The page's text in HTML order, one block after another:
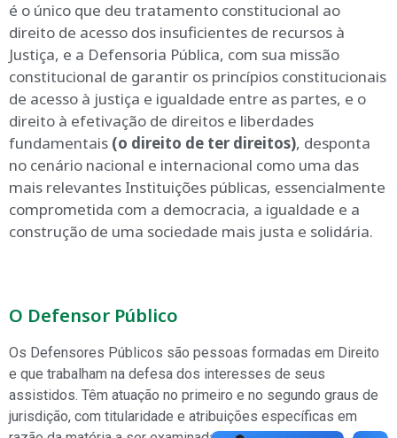
é o único que deu tratamento constitucional ao
direito de acesso dos insuficientes de recursos à
Justiça, e a Defensoria Pública, com sua missão
constitucional de garantir os princípios constitucionais
de acesso à justiça e igualdade entre as partes, e o
direito à efetivação de direitos e liberdades
fundamentais (o direito de ter direitos), desponta
no cenário nacional e internacional como uma das
mais relevantes Instituições públicas, essencialmente
comprometida com a democracia, a igualdade e a
construção de uma sociedade mais justa e solidária.
O Defensor Público
Os Defensores Públicos são pessoas formadas em Direito
e que trabalham na defesa dos interesses de seus
assistidos. Têm atuação no primeiro e no segundo graus de
jurisdição, com titularidade e atribuições específicas em